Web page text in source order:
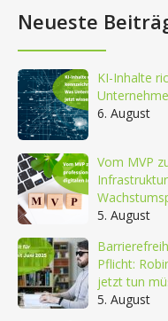
Neueste
KI-Inhalte
6. August
Vom MVP
5. August
Pflicht:
jetzt tun
5. August